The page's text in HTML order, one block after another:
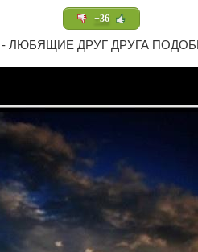
+36
ЛЮБЯЩИЕ ДРУГ ДРУГА